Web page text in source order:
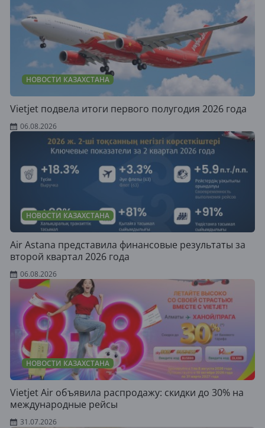
НОВОСТИ КАЗАХСТАНА
Vietjet подвела итоги первого полугодия 2026 года
06.08.2026
НОВОСТИ КАЗАХСТАНА
Air Astana представила финансовые результаты за
второй квартал 2026 года
06.08.2026
НОВОСТИ КАЗАХСТАНА
Vietjet Air объявила распродажу: скидки до 30% на
международные рейсы
31.07.2026